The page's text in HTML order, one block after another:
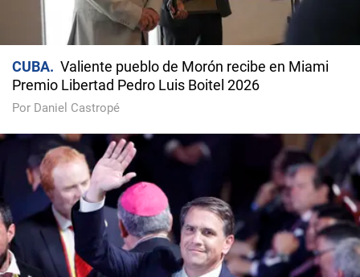
CUBA
Valiente pueblo de Morón recibe en Miami
Premio Libertad Pedro Luis Boitel 2026
Por Daniel Castropé